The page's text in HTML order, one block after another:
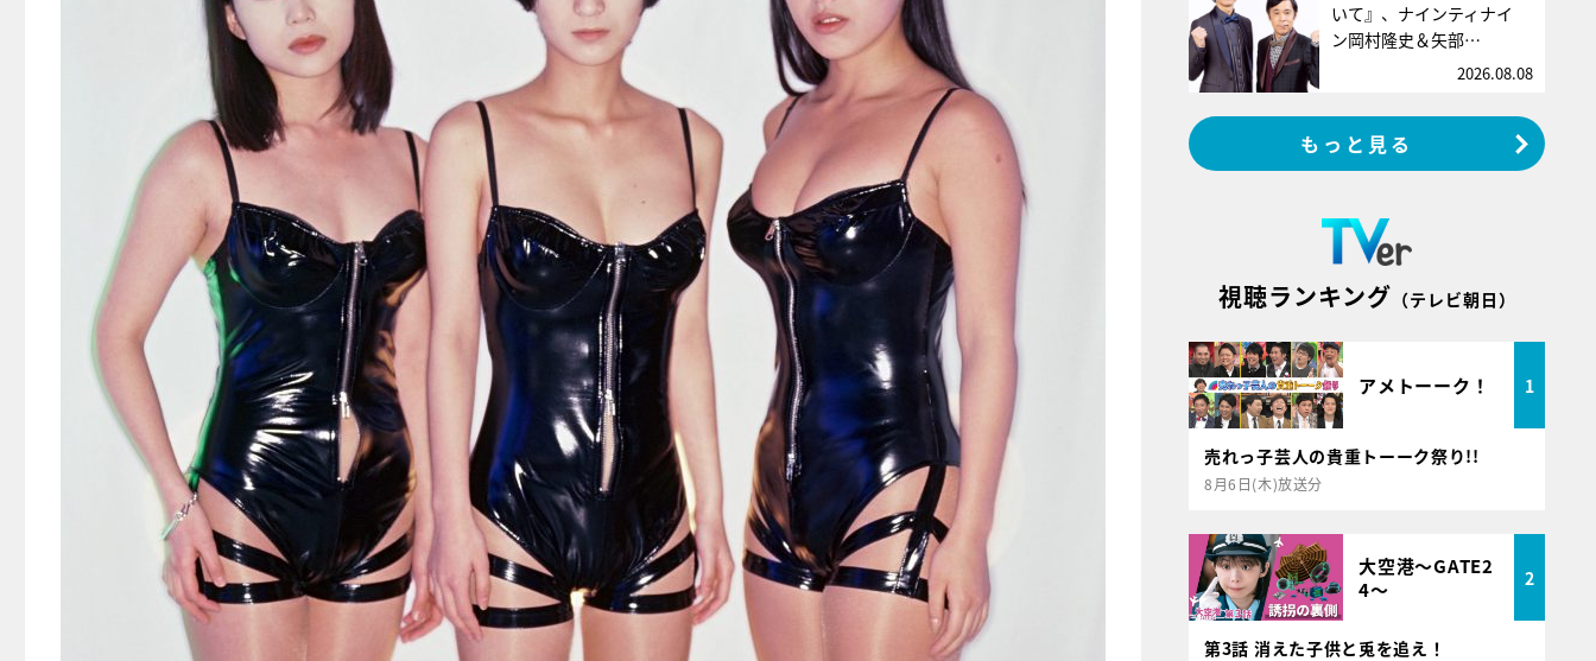
いて』、ナインティナイ
ン岡村隆史＆矢部…
2026.08.08
もっと見る
視聴ランキング （テレビ朝日）
アメトーーク！ 1
売れっ子芸人の貴重トーーク祭り!!
8月6日(木)放送分
大空港～GATE2
4～
2
第3話 消えた子供と兎を追え！